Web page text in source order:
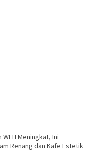
Meningkat, Ini
Renang dan Kafe Estetik